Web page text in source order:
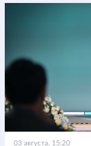
03 августа, 15:20